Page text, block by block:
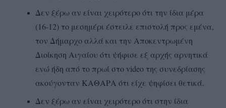
Δεν ξέρω αν είναι χειρότερο ότι την ίδια μέρα
(16-12) το μεσημέρι έστειλε επιστολή προς εμένα,
τον Δήμαρχο αλλά και την Αποκεντρωμένη
Διοίκηση Αιγαίου ότι ψήφισε εξ αρχής αρνητικά
ενώ ήδη από το πρωί στο video της συνεδρίασης
ακούγονταν ΚΑΘΑΡΑ ότι είχε ψηφίσει θετικά.
Δεν ξέρω αν είναι χειρότερο ότι στην ίδια